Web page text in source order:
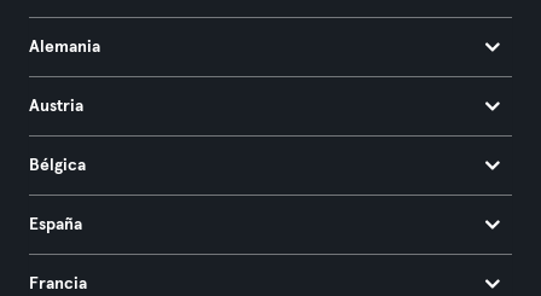
Alemania
Austria
Bélgica
España
Francia